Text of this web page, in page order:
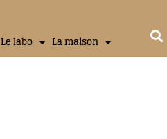
Le labo La maison